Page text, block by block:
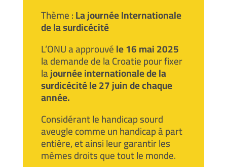
Thème :La journée Internationale
de la surdicécité
L’ONU a approuvéle 16 mai 2025
la demande de la Croatie pour fixer
lajournée internationale de la
surdicécité le 27 juin de chaque
année.
Considérant le handicap sourd
aveugle comme un handicap à part
entière, et ainsi leur garantir les
mêmes droits que tout le monde.